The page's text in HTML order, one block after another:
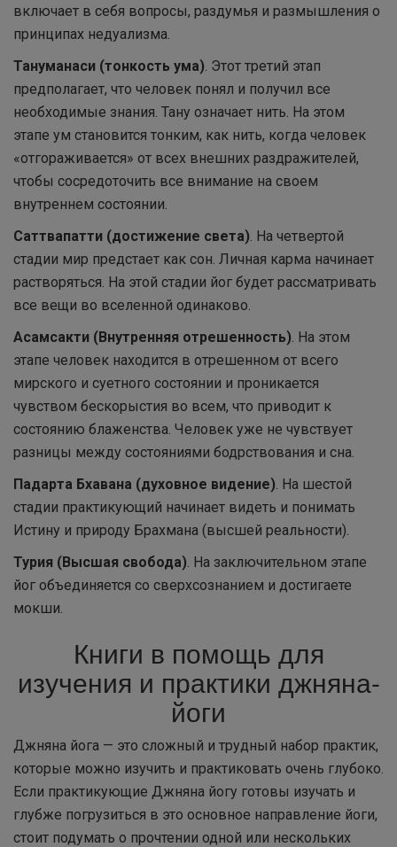
включает в себя вопросы, раздумья и размышления о
принципах недуализма.
Тануманаси (тонкость ума) . Этот третий этап
предполагает, что человек понял и получил все
необходимые знания. Тану означает нить. На этом
этапе ум становится тонким, как нить, когда человек
«отгораживается» от всех внешних раздражителей,
чтобы сосредоточить все внимание на своем
внутреннем состоянии.
Саттвапатти (достижение света) . На четвертой
стадии мир предстает как сон. Личная карма начинает
растворяться. На этой стадии йог будет рассматривать
все вещи во вселенной одинаково.
Асамсакти (Внутренняя отрешенность) . На этом
этапе человек находится в отрешенном от всего
мирского и суетного состоянии и проникается
чувством бескорыстия во всем, что приводит к
состоянию блаженства. Человек уже не чувствует
разницы между состояниями бодрствования и сна.
Падарта Бхавана (духовное видение) . На шестой
стадии практикующий начинает видеть и понимать
Истину и природу Брахмана (высшей реальности).
Турия (Высшая свобода) . На заключительном этапе
йог объединяется со сверхсознанием и достигаете
мокши.
Книги в помощь для
изучения и практики джняна-
йоги
Джняна йога — это сложный и трудный набор практик,
которые можно изучить и практиковать очень глубоко.
Если практикующие Джняна йогу готовы изучать и
глубже погрузиться в это основное направление йоги,
стоит подумать о прочтении одной или нескольких